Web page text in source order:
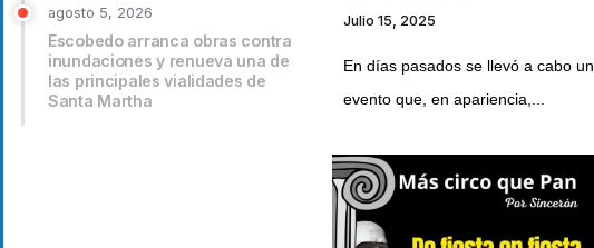
agosto 5, 2026
Escobedo arranca obras contra
inundaciones y renueva una de
las principales vialidades de
Santa Martha
Julio 15, 2025
En días pasados se llevó a cabo un
evento que, en apariencia,...